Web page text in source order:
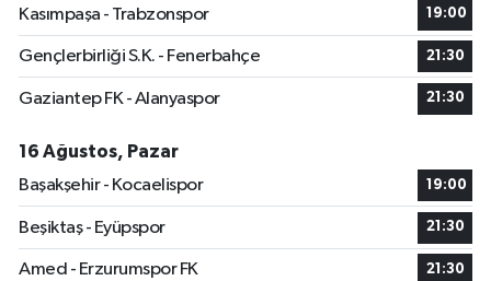
Kasımpaşa - Trabzonspor 19:00
Gençlerbirliği S.K. - Fenerbahçe 21:30
Gaziantep FK - Alanyaspor 21:30
16 Ağustos, Pazar
Başakşehir - Kocaelispor
19:00
Beşiktaş - Eyüpspor 21:30
Amed - Erzurumspor FK 21:30